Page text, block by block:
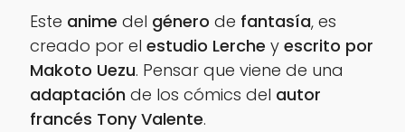
Este anime del género de fantasía, es
creado por el estudio Lerche y escrito por
Makoto Uezu. Pensar que viene de una
adaptación de los cómics del autor
francés Tony Valente.